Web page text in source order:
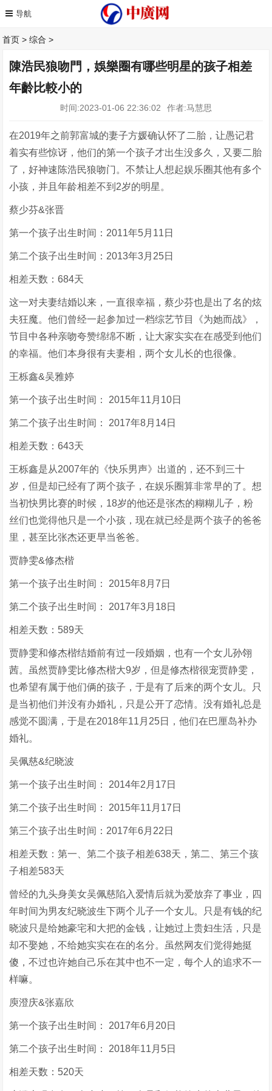
首页 >综合 >
陳浩民狼吻門，娛樂圈有哪些明星的孩子相差
年齡比較小的
时间:2023-01-06 22:36:02 作者:马慧思
在2019年之前郭富城的妻子方媛确认怀了二胎，让愚记君
着实有些惊讶，他们的第一个孩子才出生没多久，又要二胎
了，好神速陈浩民狼吻门。不禁让人想起娱乐圈其他有多个
小孩，并且年龄相差不到2岁的明星。
蔡少芬&张晋
第一个孩子出生时间：2011年5月11日
第二个孩子出生时间：2013年3月25日
相差天数：684天
这一对夫妻结婚以来，一直很幸福，蔡少芬也是出了名的炫
夫狂魔。他们曾经一起参加过一档综艺节目《为她而战》，
节目中各种亲吻夸赞绵绵不断，让大家实实在在感受到他们
的幸福。他们本身很有夫妻相，两个女儿长的也很像。
王栎鑫&吴雅婷
第一个孩子出生时间： 2015年11月10日
第二个孩子出生时间： 2017年8月14日
相差天数：643天
王栎鑫是从2007年的《快乐男声》出道的，还不到三十
岁，但是却已经有了两个孩子，在娱乐圈算非常早的了。想
当初快男比赛的时候，18岁的他还是张杰的糊糊儿子，粉
丝们也觉得他只是一个小孩，现在就已经是两个孩子的爸爸
里，甚至比张杰还更早当爸爸。
贾静雯&修杰楷
第一个孩子出生时间： 2015年8月7日
第二个孩子出生时间： 2017年3月18日
相差天数：589天
贾静雯和修杰楷结婚前有过一段婚姻，也有一个女儿孙翎
茜。虽然贾静雯比修杰楷大9岁，但是修杰楷很宠贾静雯，
也希望有属于他们俩的孩子，于是有了后来的两个女儿。只
是当初他们并没有办婚礼，只是公开了恋情。没有婚礼总是
感觉不圆满，于是在2018年11月25日，他们在巴厘岛补办
婚礼。
吴佩慈&纪晓波
第一个孩子出生时间： 2014年2月17日
第二个孩子出生时间： 2015年11月17日
第三个孩子出生时间：2017年6月22日
相差天数：第一、第二个孩子相差638天，第二、第三个孩
子相差583天
曾经的九头身美女吴佩慈陷入爱情后就为爱放弃了事业，四
年时间为男友纪晓波生下两个儿子一个女儿。只是有钱的纪
晓波只是给她豪宅和大把的金钱，让她过上贵妇生活，只是
却不娶她，不给她实实在在的名分。虽然网友们觉得她挺
傻，不过也许她自己乐在其中也不一定，每个人的追求不一
样嘛。
庾澄庆&张嘉欣
第一个孩子出生时间： 2017年6月20日
第二个孩子出生时间： 2018年11月5日
相差天数：520天